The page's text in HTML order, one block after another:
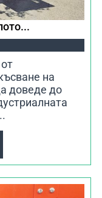
на
доведе до